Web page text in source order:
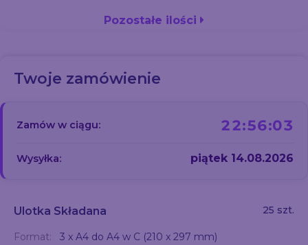
Pozostałe ilości
Twoje zamówienie
Zamów w ciągu: 22:56:03
Wysyłka: piątek 14.08.2026
Ulotka Składana 25 szt.
Format:
3 x A4 do A4 w C (210 x 297 mm)